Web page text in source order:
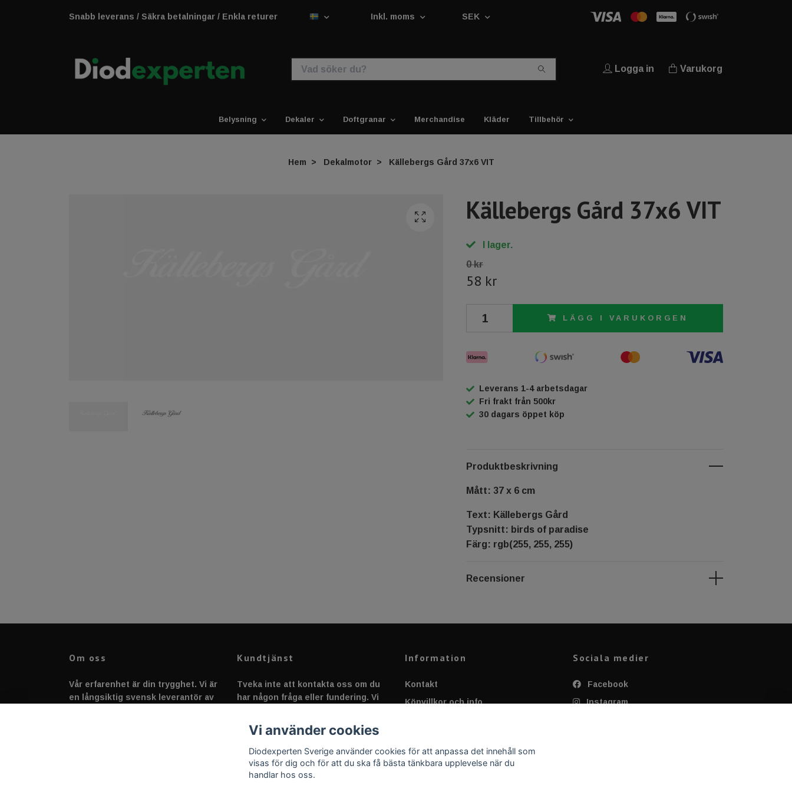
Snabb leverans / Säkra betalningar / Enkla returer Inkl. moms SEK
Logga in Varukorg
Belysning Dekaler Doftgranar Merchandise Kläder Tillbehör
Hem Dekalmotor Källebergs Gård 37x6 VIT
Källebergs Gård 37x6 VIT
I lager.
0 kr
58 kr
LÄGG I VARUKORGEN
Leverans 1-4 arbetsdagar
Fri frakt från 500kr
30 dagars öppet köp
Produktbeskrivning
Mått: 37 x 6 cm
Text: Källebergs Gård
Typsnitt: birds of paradise
Färg: rgb(255, 255, 255)
Recensioner
Om oss
Vår erfarenhet är din trygghet. Vi är
en långsiktig svensk leverantör av
Kundtjänst
Tveka inte att kontakta oss om du
har någon fråga eller fundering. Vi
Information
Kontakt
Köpvillkor och info
Applicering av Dekal
Sociala medier
Facebook
Instagram
Vi använder cookies
Diodexperten Sverige använder cookies för att anpassa det innehåll som
visas för dig och för att du ska få bästa tänkbara upplevelse när du
handlar hos oss.